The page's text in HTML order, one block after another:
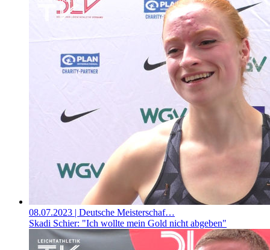
08.07.2023 | Deutsche Meisterschaf…
Skadi Schier: "Ich wollte mein Gold nicht abgeben"